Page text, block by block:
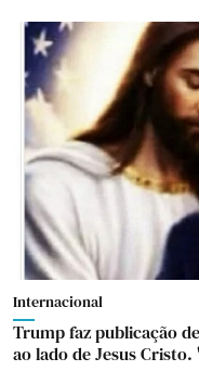
Internacional
Trump faz publicação
ao lado de Jesus